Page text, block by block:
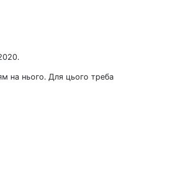
на нього. Для цього треба